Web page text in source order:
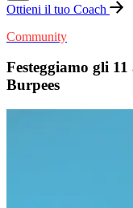
Ottieni il tuo Coach
Community
Festeggiamo gli
Burpees